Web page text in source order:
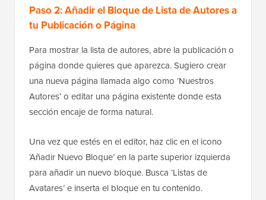
Paso 2: Añadir el Bloque de Lista de Autores a
tu Publicación o Página
Para mostrar la lista de autores, abre la publicación o
página donde quieres que aparezca. Sugiero crear
una nueva página llamada algo como ‘Nuestros
Autores’ o editar una página existente donde esta
sección encaje de forma natural.
Una vez que estés en el editor, haz clic en el icono
‘Añadir Nuevo Bloque’ en la parte superior izquierda
para añadir un nuevo bloque. Busca ‘Listas de
Avatares’ e inserta el bloque en tu contenido.